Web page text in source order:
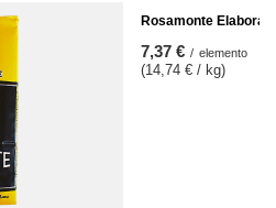
Rosamonte
7,37 € / elemento
(14,74 € / kg)